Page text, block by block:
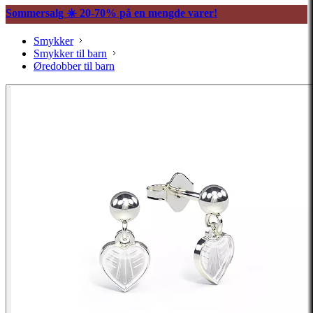
Sommersalg ☀️ 20-70% på en mengde varer!
Smykker
Smykker til barn
Øredobber til barn